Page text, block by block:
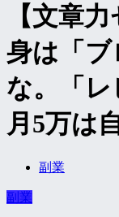
【文章
身は「
な。「
月5万は
副業
副業